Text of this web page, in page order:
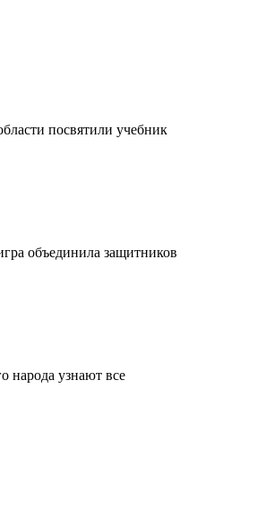
посвятили учебник
объединила защитников
народа узнают все